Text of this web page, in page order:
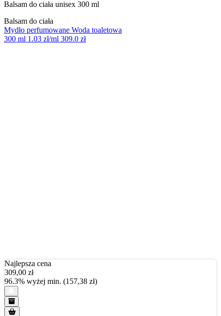
Balsam do ciała unisex 300 ml
Balsam do ciała
Mydło perfumowane Woda toaletowa
300 ml 1.03 zł/ml 309.0 zł
Najlepsza cena
309,00 zł
96.3% wyżej min. (157,38 zł)